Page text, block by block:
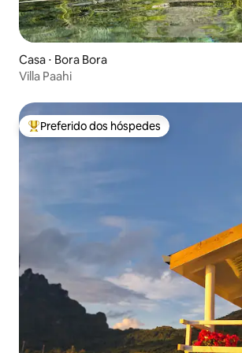
Casa ⋅ Bora Bora
Villa Paahi
Entre os melhores preferidos dos hóspedes
Preferido dos hóspedes